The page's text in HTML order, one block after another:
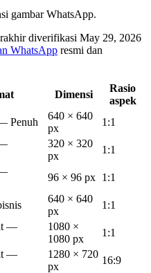
gambar WhatsApp.
diverifikasi May 29, 2026
WhatsApp resmi dan
Dimensi
Rasio
aspek
Penuh
640 × 640
px
1:1
320 × 320
px
1:1
96 × 96 px 1:1
640 × 640
px
1:1
—
1080 ×
1080 px
1:1
—
1280 × 720
px
16:9